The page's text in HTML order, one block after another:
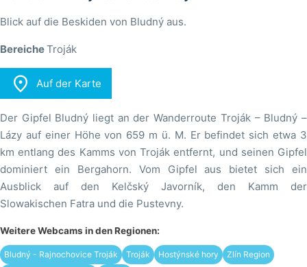
Blick auf die Beskiden von Bludný aus.
BereicheTroják
 Auf der Karte
Der Gipfel Bludný liegt an der Wanderroute Troják – Bludný –
Lázy auf einer Höhe von 659 m ü. M. Er befindet sich etwa 3
km entlang des Kamms von Troják entfernt, und seinen Gipfel
dominiert ein Bergahorn. Vom Gipfel aus bietet sich ein
Ausblick auf den Kelčský Javorník, den Kamm der
Slowakischen Fatra und die Pustevny.
Weitere Webcams in den Regionen:
Bludný - Rajnochovice Troják Troják Hostýnské hory
Zlín Region